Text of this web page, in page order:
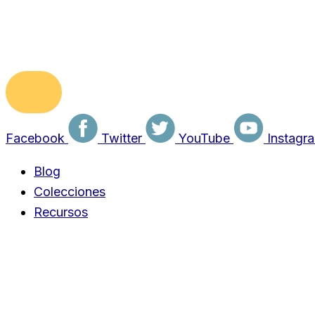
Facebook Twitter YouTube
Blog
Colecciones
Recursos